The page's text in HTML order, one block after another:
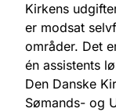
Kirkens
er modsat
områder. Det
én assistents
Den Danske
Sømands- og